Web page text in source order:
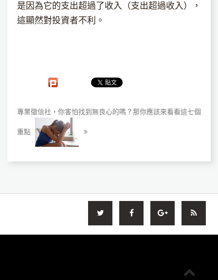
是因為它的支出超過了收入（支出超過收入），
這顯然對投資者不利。
專業徵信社，你害怕找到無良心的嗎？那你應該來看看這七個
重點